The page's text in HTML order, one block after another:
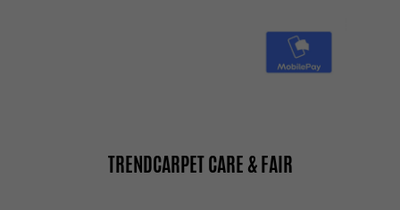
TRENDCARPET CARE & FAIR